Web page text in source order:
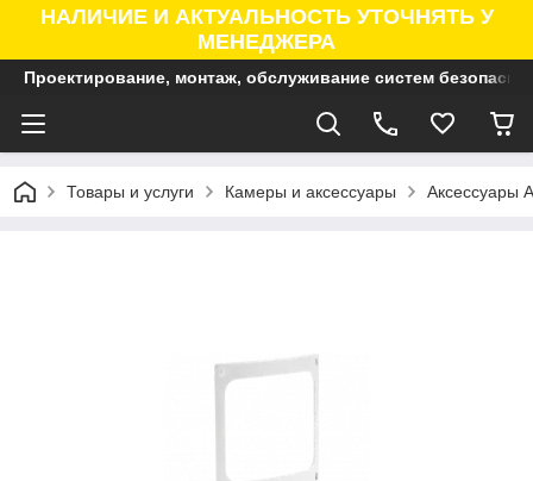
НАЛИЧИЕ И АКТУАЛЬНОСТЬ УТОЧНЯТЬ У
МЕНЕДЖЕРА
Проектирование, монтаж, обслуживание систем
Товары и услуги Камеры и аксессуары Аксессуары